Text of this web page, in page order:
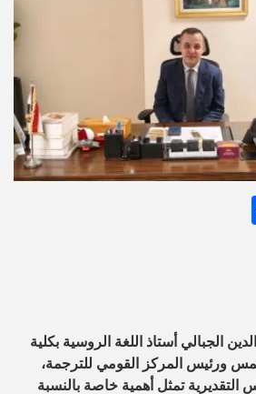
الجبالي أستاذ اللغة الروسية بكلية
ورئيس المركز القومي للترجمة،
تمثل أهمية خاصة بالنسبة